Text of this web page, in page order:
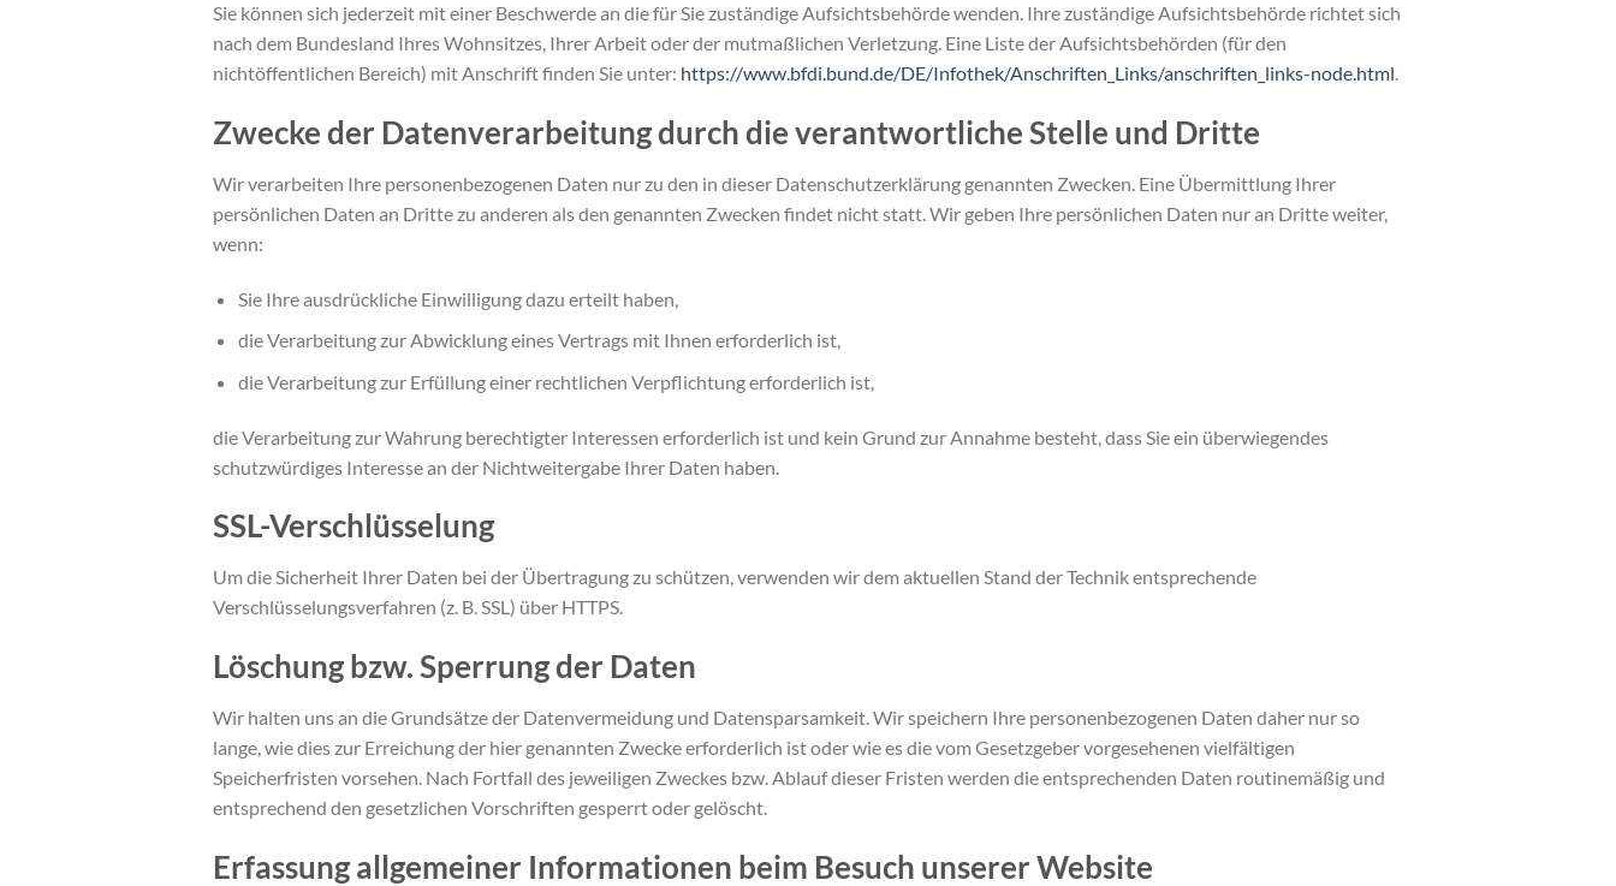
Sie können sich jederzeit mit einer Beschwerde an die für Sie zuständige Aufsichtsbehörde wenden. Ihre zuständige Aufsichtsbehörde richtet sich
nach dem Bundesland Ihres Wohnsitzes, Ihrer Arbeit oder der mutmaßlichen Verletzung. Eine Liste der Aufsichtsbehörden (für den
nichtöffentlichen Bereich) mit Anschrift finden Sie unter: https://www.bfdi.bund.de/DE/Infothek/Anschriften_Links/anschriften_links-node.html.
Zwecke der Datenverarbeitung durch die verantwortliche Stelle und Dritte
Wir verarbeiten Ihre personenbezogenen Daten nur zu den in dieser Datenschutzerklärung genannten Zwecken. Eine Übermittlung Ihrer
persönlichen Daten an Dritte zu anderen als den genannten Zwecken findet nicht statt. Wir geben Ihre persönlichen Daten nur an Dritte weiter,
wenn:
Sie Ihre ausdrückliche Einwilligung dazu erteilt haben,
die Verarbeitung zur Abwicklung eines Vertrags mit Ihnen erforderlich ist,
die Verarbeitung zur Erfüllung einer rechtlichen Verpflichtung erforderlich ist,
die Verarbeitung zur Wahrung berechtigter Interessen erforderlich ist und kein Grund zur Annahme besteht, dass Sie ein überwiegendes
schutzwürdiges Interesse an der Nichtweitergabe Ihrer Daten haben.
SSL-Verschlüsselung
Um die Sicherheit Ihrer Daten bei der Übertragung zu schützen, verwenden wir dem aktuellen Stand der Technik entsprechende
Verschlüsselungsverfahren (z. B. SSL) über HTTPS.
Löschung bzw. Sperrung der Daten
Wir halten uns an die Grundsätze der Datenvermeidung und Datensparsamkeit. Wir speichern Ihre personenbezogenen Daten daher nur so
lange, wie dies zur Erreichung der hier genannten Zwecke erforderlich ist oder wie es die vom Gesetzgeber vorgesehenen vielfältigen
Speicherfristen vorsehen. Nach Fortfall des jeweiligen Zweckes bzw. Ablauf dieser Fristen werden die entsprechenden Daten routinemäßig und
entsprechend den gesetzlichen Vorschriften gesperrt oder gelöscht.
Erfassung allgemeiner Informationen beim Besuch unserer Website